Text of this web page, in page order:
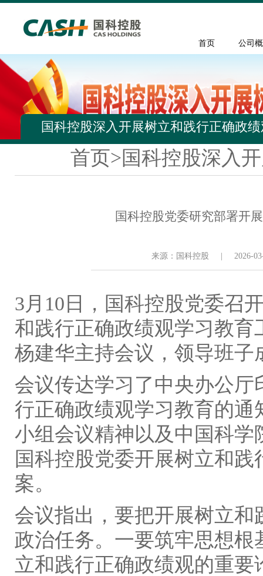
首页 公司
国科控股深入开展树立和践行正确政
首页>国科控股深入
国科控股党委研究部署开
来源：国科控股 2026-
3月10日，国科控股党委召
和践行正确政绩观学习教
杨建华主持会议，领导班子
会议传达学习了中央办公
行正确政绩观学习教育的
小组会议精神以及中国科
国科控股党委开展树立和
案。
会议指出，要把开展树立
政治任务。一要筑牢思想
立和践行正确政绩观的重